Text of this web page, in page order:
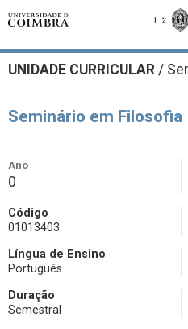
UNIDADE CURRICULAR /
Seminário em Filosofia
Ano
0
Código
01013403
Língua de Ensino
Português
Duração
Semestral